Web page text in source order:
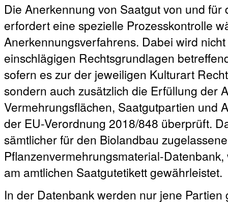
Die Anerkennung von Saatgut von und
erfordert eine spezielle Prozesskontrolle
Anerkennungsverfahrens. Dabei wird
einschlägigen Rechtsgrundlagen
sofern es zur der jeweiligen Kulturart
sondern auch zusätzlich die Erfüllung der
Vermehrungsflächen, Saatgutpartien und
der EU-Verordnung 2018/848 überprüft.
sämtlicher für den Biolandbau
Pflanzenvermehrungsmaterial-
am amtlichen Saatgutetikett gewährleistet.
In der Datenbank werden nur jene